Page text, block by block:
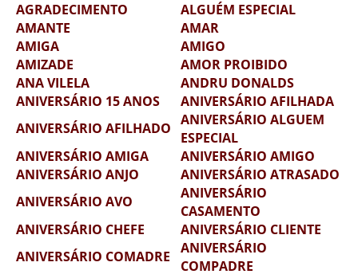
AGRADECIMENTO
ALGUÉM ESPECIAL
AMANTE
AMAR
AMIGA
AMIGO
AMIZADE
AMOR PROIBIDO
ANA VILELA
ANDRU DONALDS
ANIVERSÁRIO 15 ANOS
ANIVERSÁRIO AFILHADA
ANIVERSÁRIO AFILHADO ANIVERSÁRIO ALGUEM
ESPECIAL
ANIVERSÁRIO AMIGA
ANIVERSÁRIO AMIGO
ANIVERSÁRIO ANJO
ANIVERSÁRIO ATRASADO
ANIVERSÁRIO AVO
ANIVERSÁRIO
CASAMENTO
ANIVERSÁRIO CHEFE
ANIVERSÁRIO CLIENTE
ANIVERSÁRIO COMADRE
ANIVERSÁRIO
COMPADRE